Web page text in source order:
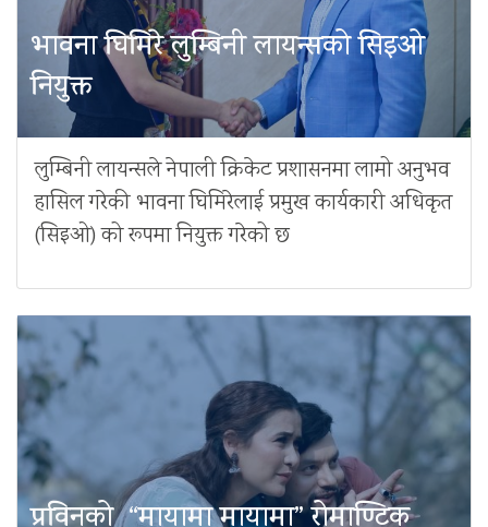
भावना घिमिरे लुम्बिनी लायन्सको सिइओ
नियुक्त
लुम्बिनी लायन्सले नेपाली क्रिकेट प्रशासनमा लामो अनुभव
हासिल गरेकी भावना घिमिरेलाई प्रमुख कार्यकारी अधिकृत
(सिइओ) को रूपमा नियुक्त गरेको छ